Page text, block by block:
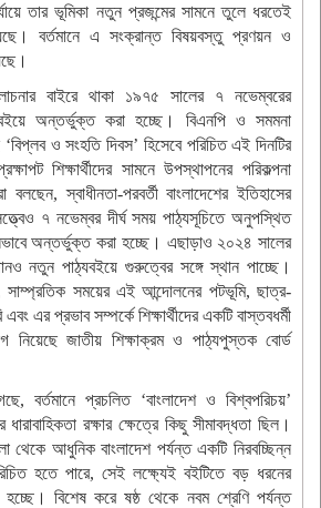
তার ভূমিকা নতুন প্রজন্মের সামনে তুলে ধরতেই
বর্তমানে এ সংক্রান্ত বিষয়বস্তু প্রণয়ন ও
বাইরে থাকা ১৯৭৫ সালের ৭ নভেম্বরের
অন্তর্ভুক্ত করা হচ্ছে। বিএনপি ও সমমনা
ও সংহতি দিবস’ হিসেবে পরিচিত এই দিনটির
শিক্ষার্থীদের সামনে উপস্থাপনের পরিকল্পনা
বলছেন, স্বাধীনতা-পরবর্তী বাংলাদেশের ইতিহাসের
৭ নভেম্বর দীর্ঘ সময় পাঠ্যসূচিতে অনুপস্থিত
অন্তর্ভুক্ত করা হচ্ছে। এছাড়াও ২০২৪ সালের
নতুন পাঠ্যবইয়ে গুরুত্বের সঙ্গে স্থান পাচ্ছে।
সাম্প্রতিক সময়ের এই আন্দোলনের পটভূমি, ছাত্র-
এর প্রভাব সম্পর্কে শিক্ষার্থীদের একটি বাস্তবধর্মী
নিয়েছে জাতীয় শিক্ষাক্রম ও পাঠ্যপুস্তক বোর্ড
বর্তমানে প্রচলিত ‘বাংলাদেশ ও বিশ্বপরিচয়’
রক্ষার ক্ষেত্রে কিছু সীমাবদ্ধতা ছিল।
থেকে আধুনিক বাংলাদেশ পর্যন্ত একটি নিরবচ্ছিন্ন
হতে পারে, সেই লক্ষ্যেই বইটিতে বড় ধরনের
হচ্ছে। বিশেষ করে ষষ্ঠ থেকে নবম শ্রেণি পর্যন্ত